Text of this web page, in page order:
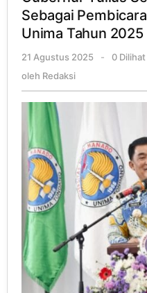
Sebagai
Unima Tahun 2025
21 Agustus 2025
oleh
-
0 Dilihat
oleh Redaksi